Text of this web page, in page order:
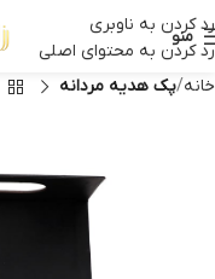
رد کردن به ناوبری
رد کردن به محتوای اصلی
منو
خانه پک هدیه مردانه